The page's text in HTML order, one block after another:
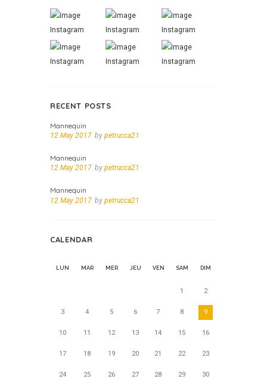
RECENT POSTS
Mannequin
12 May 2017 by petrucca21
Mannequin
12 May 2017 by petrucca21
Mannequin
12 May 2017 by petrucca21
CALENDAR
LUN MAR MER JEU VEN SAM DIM
1 2
3 4 5 6 7 8 9
10 11 12 13 14 15 16
17 18 19 20 21 22 23
24 25 26 27 28 29 30